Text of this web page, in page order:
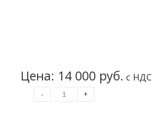
Цена: 14 000 руб. с НДС
- +